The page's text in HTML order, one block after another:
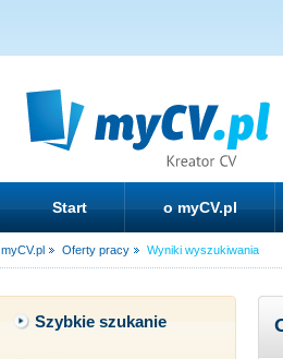
Start o myCV.pl
myCV.pl Oferty pracy Wyniki wyszukiwania
Szybkie szukanie